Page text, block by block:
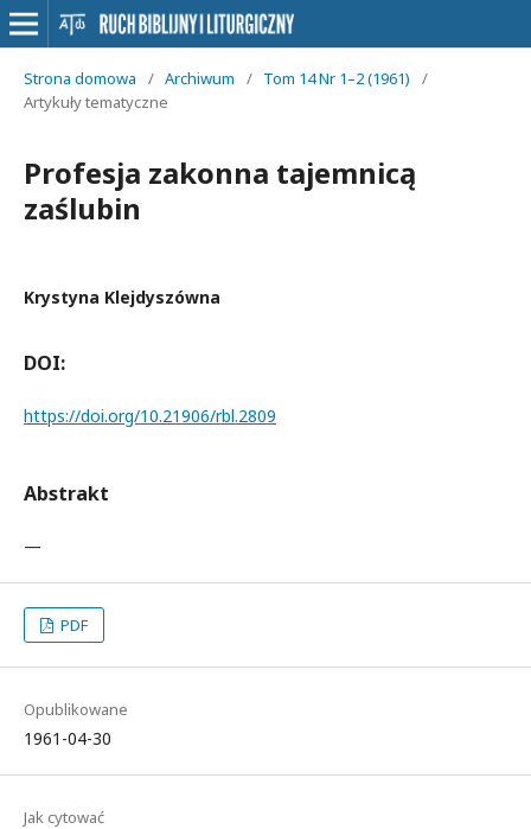
Strona domowa / Archiwum / Tom 14 Nr 1–2 (1961)
/
Artykuły tematyczne
Profesja zakonna tajemnicą
zaślubin
Krystyna Klejdyszówna
DOI:
https://doi.org/10.21906/rbl.2809
Abstrakt
—
PDF
Opublikowane
1961-04-30
Jak cytować